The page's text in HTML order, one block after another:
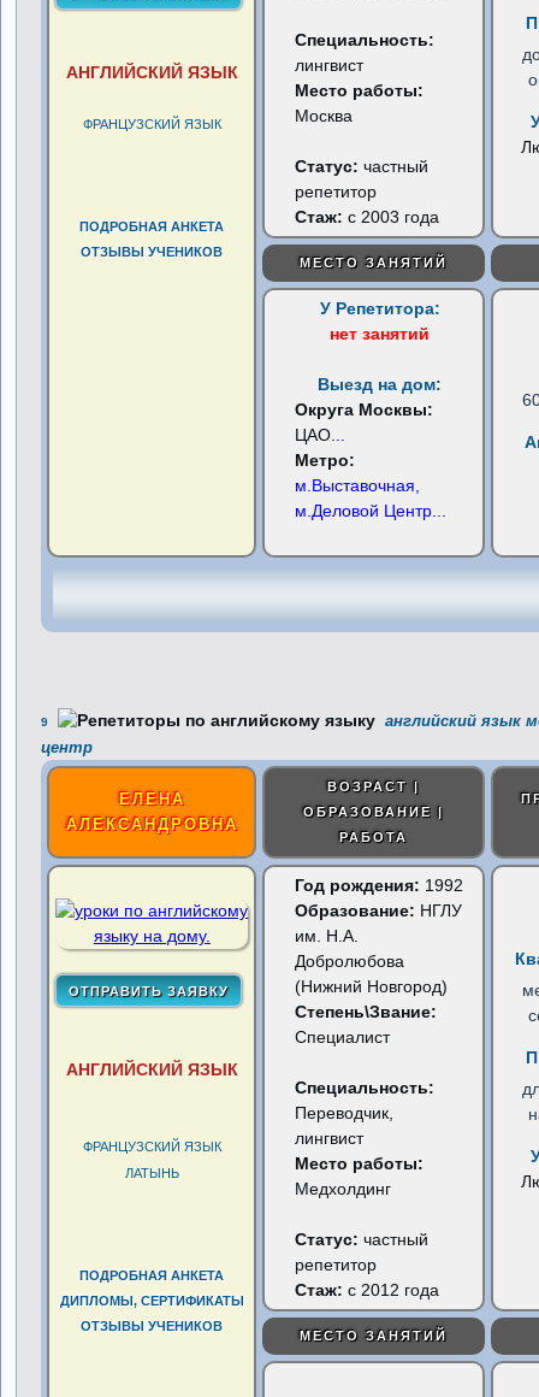
АНГЛИЙСКИЙ ЯЗЫК
ФРАНЦУЗСКИЙ ЯЗЫК
ПОДРОБНАЯ АНКЕТА
ОТЗЫВЫ УЧЕНИКОВ
Специальность:
лингвист
Место работы:
Москва
Статус:частный
репетитор
Стаж: с 2003 года
МЕСТО ЗАНЯТИЙ
У Репетитора:
нет занятий
Выезд на дом:
Округа Москвы:
ЦАО
Метро:
м.Выставочная,
м.Деловой Центр
9
английский язык
центр
ЕЛЕНА
АЛЕКСАНДРОВНА
ВОЗРАСТ |
ОБРАЗОВАНИЕ |
РАБОТА
АНГЛИЙСКИЙ ЯЗЫК
ФРАНЦУЗСКИЙ ЯЗЫК
ЛАТЫНЬ
ПОДРОБНАЯ АНКЕТА
ДИПЛОМЫ, СЕРТИФИКАТЫ
ОТЗЫВЫ УЧЕНИКОВ
Год рождения: 1992
Образование: НГЛУ
им. Н.А.
Добролюбова
(Нижний Новгород)
Степень\Звание:
Специалист
Специальность:
Переводчик,
лингвист
Место работы:
Медхолдинг
Статус:частный
репетитор
Стаж: с 2012 года
МЕСТО ЗАНЯТИЙ